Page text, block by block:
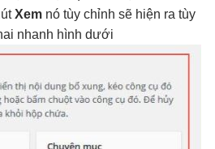
Xem nó tùy chỉnh sẽ hiện ra tùy
nhanh hình dưới